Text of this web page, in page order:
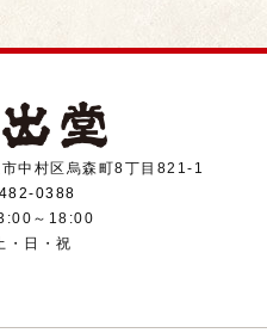
中村区烏森町8丁目821-1
0388
～18:00
・日・祝